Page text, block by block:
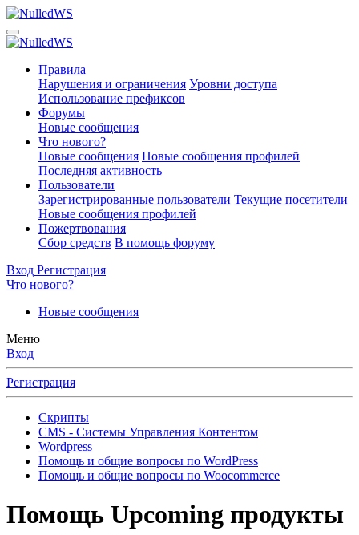
Правила
Нарушения и ограничения Уровни доступа
Использование префиксов
Форумы
Новые сообщения
Что нового?
Новые сообщения Новые сообщения профилей
Последняя активность
Пользователи
Зарегистрированные пользователи Текущие посетители
Новые сообщения профилей
Пожертвования
Сбор средств В помощь форуму
Вход Регистрация
Что нового?
Новые сообщения
Меню
Вход
Регистрация
Скрипты
CMS - Системы Управления Контентом
Wordpress
Помощь и общие вопросы по WordPress
Помощь и общие вопросы по Woocommerce
Помощь Upcoming продукты